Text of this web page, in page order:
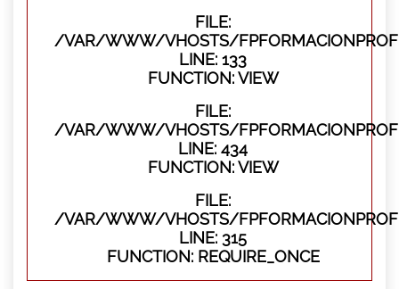
FILE:
/VAR/WWW/VHOSTS/
LINE: 133
FUNCTION: VIEW
FILE:
/VAR/WWW/VHOSTS/
LINE: 434
FUNCTION: VIEW
FILE:
/VAR/WWW/VHOSTS/
LINE: 315
FUNCTION: REQUIRE_ONCE